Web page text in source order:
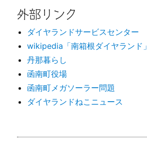
外部リンク
ダイヤランドサービスセンター
wikipedia「南箱根ダイヤランド」
丹那暮らし
函南町役場
函南町メガソーラー問題
ダイヤランドねこニュース